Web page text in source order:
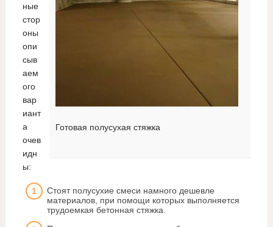
Готовая полусухая стяжка
ные
стор
оны
опи
сыв
аем
ого
вар
иант
а
очев
идн
ы:
Стоят полусухие смеси намного дешевле
материалов, при помощи которых выполняется
трудоемкая бетонная стяжка.